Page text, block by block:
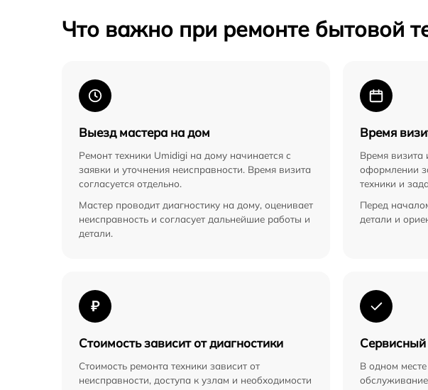
Что важно при ремонте бытовой
Выезд мастера на дом
Ремонт техники Umidigi на дому начинается с
заявки и уточнения неисправности. Время визита
согласуется отдельно.
Мастер проводит диагностику на дому, оценивает
неисправность и согласует дальнейшие работы и
детали.
Время
Время визита
оформлении
техники и
Перед
детали и
₽
Стоимость зависит от диагностики
Стоимость ремонта техники зависит от
неисправности, доступа к узлам и необходимости
Сервисный
В одном